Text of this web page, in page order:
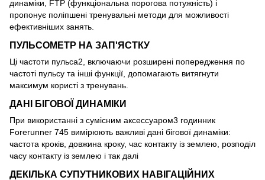
динаміки, FTP (функціональна порогова потужність) і
пропонує поліпшені тренувальні методи для можливості
ефективніших занять.
ПУЛЬСОМЕТР НА ЗАП'ЯСТКУ
Ці частоти пульса2, включаючи розширені попередження по
частоті пульсу та інші функції, допомагають витягнути
максимум користі з тренувань.
ДАНІ БІГОВОЇ ДИНАМІКИ
При використанні з сумісним аксессуаром3 годинник
Forerunner 745 вимірюють важливі дані бігової динаміки:
частота кроків, довжина кроку, час контакту із землею, розподіл
часу контакту із землею і так далі
ДЕКІЛЬКА СУПУТНИКОВИХ НАВІГАЦІЙНИХ